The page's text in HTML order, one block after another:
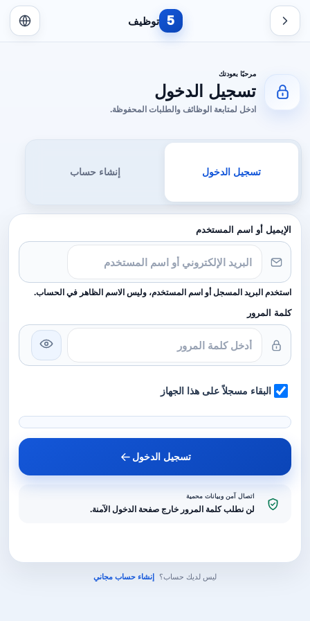
5 توظيف
مرحبًا بعودتك
تسجيل الدخول
ادخل لمتابعة الوظائف والطلبات المحفوظة.
تسجيل الدخول إنشاء حساب
الإيميل أو اسم المستخدم
استخدم البريد المسجل أو اسم المستخدم، وليس الاسم الظاهر في الحساب.
كلمة المرور
البقاء مسجلاً على هذا الجهاز
تسجيل الدخول
اتصال آمن وبيانات محمية
لن نطلب كلمة المرور خارج صفحة الدخول الآمنة.
ليس لديك حساب؟ إنشاء حساب مجاني